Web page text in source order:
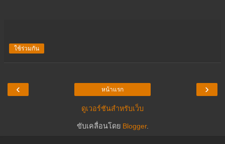
ใช้ร่วมกัน
‹ ›
หน้าแรก
ดูเวอร์ชันสำหรับเว็บ
ขับเคลื่อนโดย Blogger.